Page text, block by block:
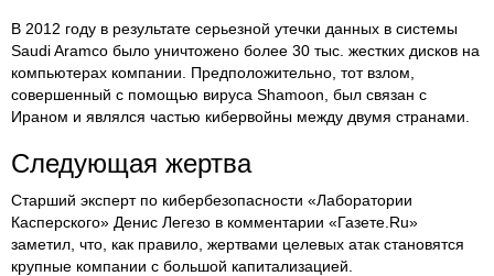
В 2012 году в результате серьезной утечки данных в системы
Saudi Aramco было уничтожено более 30 тыс. жестких дисков на
компьютерах компании. Предположительно, тот взлом,
совершенный с помощью вируса Shamoon, был связан с
Ираном и являлся частью кибервойны между двумя странами.
Следующая жертва
Старший эксперт по кибербезопасности «Лаборатории
Касперского» Денис Легезо в комментарии «Газете.Ru»
заметил, что, как правило, жертвами целевых атак становятся
крупные компании с большой капитализацией.